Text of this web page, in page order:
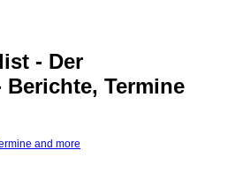
- Der
Termine